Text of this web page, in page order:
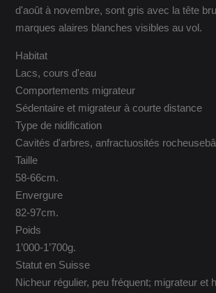
d'août à novembre, sont gris avec la tête
marques alaires blanches visibles au vol.
Habitat
Lacs, cours d'eau
Comportements migrateur
Sédentaire et migrateur à courte distance
Type de nidification
Cavités d'arbres, anfractuosités
Taille
58-66cm.
Envergure
82-97cm.
Poids
1’000-1’700g.
Statut en Suisse
Nicheur régulier, peu fréquent; migrateur et